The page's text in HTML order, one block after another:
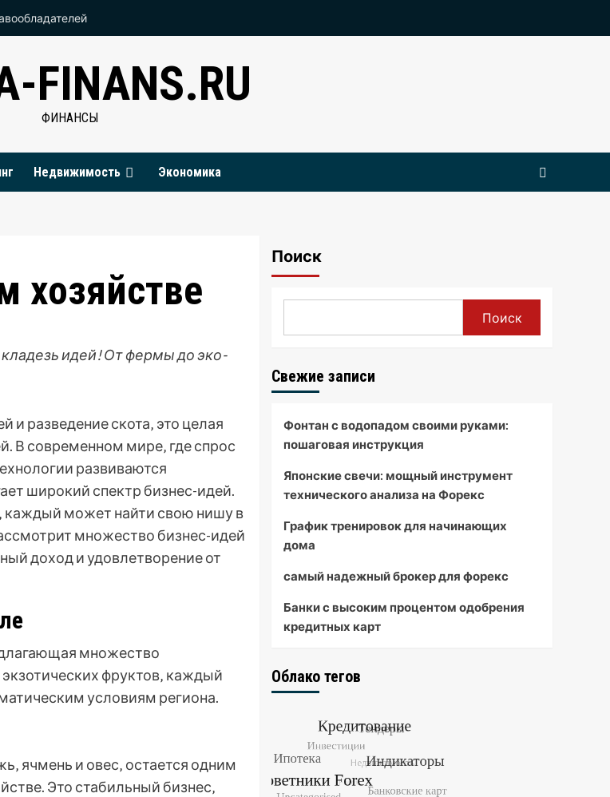
FINANS.RU
ФИНАНСЫ
Недвижимость Экономика
хозяйстве
идей! От фермы до эко-
разведение скота‚ это целая
В современном мире‚ где спрос
развиваются
широкий спектр бизнес-идей.
каждый может найти свою нишу в
множество бизнес-идей
доход и удовлетворение от
множество
фруктов‚ каждый
условиям региона.
ячмень и овес‚ остается одним
Это стабильный бизнес‚
Поиск
Поиск
Свежие записи
Фонтан с водопадом своими руками:
пошаговая инструкция
Японские свечи: мощный инструмент
технического анализа на Форекс
График тренировок для начинающих
дома
самый надежный брокер для форекс
Банки с высоким процентом одобрения
кредитных карт
Облако тегов